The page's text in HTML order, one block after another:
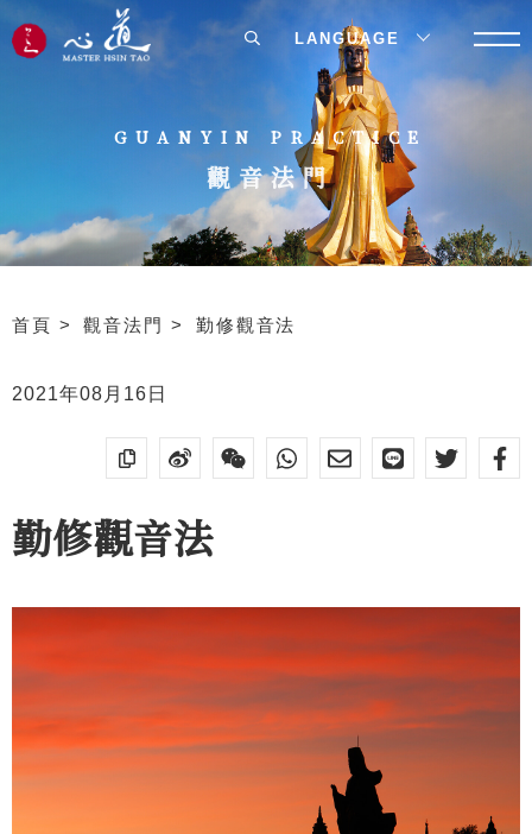
GUANYIN PRACTICE
觀音法門
首頁 觀音法門 勤修觀音法
2021年08月16日
勤修觀音法
LANGUAGE